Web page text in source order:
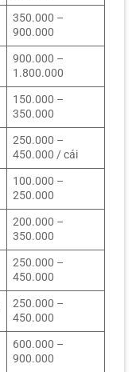
350.000 –
900.000
900.000 –
1.800.000
150.000 –
350.000
250.000 –
450.000 / cái
100.000 –
250.000
200.000 –
350.000
250.000 –
450.000
250.000 –
450.000
600.000 –
900.000